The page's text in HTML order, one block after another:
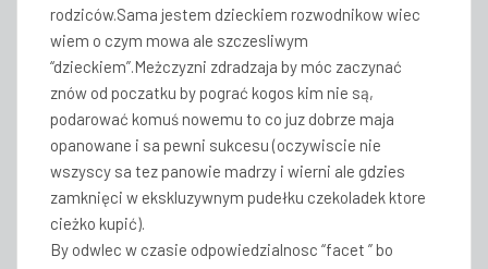
rodziców.Sama jestem dzieckiem rozwodnikow wiec
wiem o czym mowa ale szczesliwym
“dzieckiem”.Meżczyzni zdradzaja by móc zaczynać
znów od poczatku by pograć kogos kim nie są,
podarować komuś nowemu to co juz dobrze maja
opanowane i sa pewni sukcesu (oczywiscie nie
wszyscy sa tez panowie madrzy i wierni ale gdzies
zamknięci w ekskluzywnym pudełku czekoladek ktore
cieżko kupić).
By odwlec w czasie odpowiedzialnosc “facet ” bo